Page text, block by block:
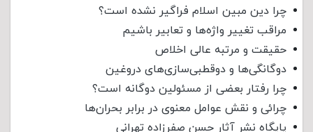
چرا دین مبین اسلام فراگیر نشده است؟
مراقب تغییر واژه‌ها و تعابیر باشیم
حقیقت و مرتبه عالی اخلاص
دوگانگی‌ها و دوقطبی‌سازی‌های دروغین
چرا رفتار بعضی از مسئولین دوگانه است؟
چرائی و نقش عوامل معنوی در برابر بحران‌ها
پایگاه نشر آثار حسن صفرزاده تهرانی